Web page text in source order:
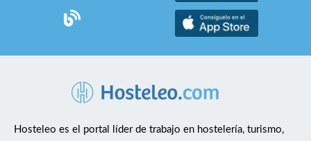
Hosteleo es el portal líder de trabajo en hostelería, turismo,